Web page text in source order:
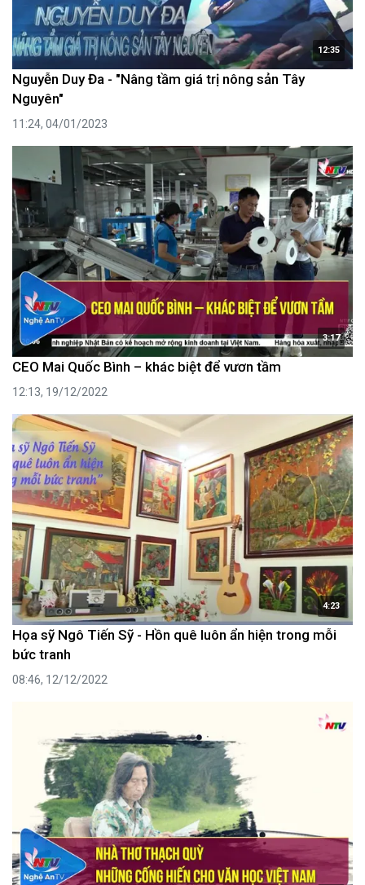
12:35
Nguyễn Duy Đa - "Nâng tầm giá trị nông sản Tây
Nguyên"
11:24, 04/01/2023
3:17
CEO Mai Quốc Bình – khác biệt để vươn tầm
12:13, 19/12/2022
4:23
Họa sỹ Ngô Tiến Sỹ - Hồn quê luôn ẩn hiện trong mỗi
bức tranh
08:46, 12/12/2022